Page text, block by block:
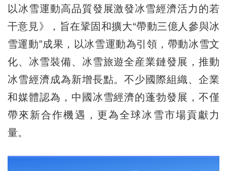
以冰雪運動高品質發展激發冰雪經濟活力的若
干意見》，旨在鞏固和擴大“帶動三億人參與冰
雪運動”成果，以冰雪運動為引領，帶動冰雪文
化、冰雪裝備、冰雪旅遊全産業鏈發展，推動
冰雪經濟成為新增長點。不少國際組織、企業
和媒體認為，中國冰雪經濟的蓬勃發展，不僅
帶來新合作機遇，更為全球冰雪市場貢獻力
量。